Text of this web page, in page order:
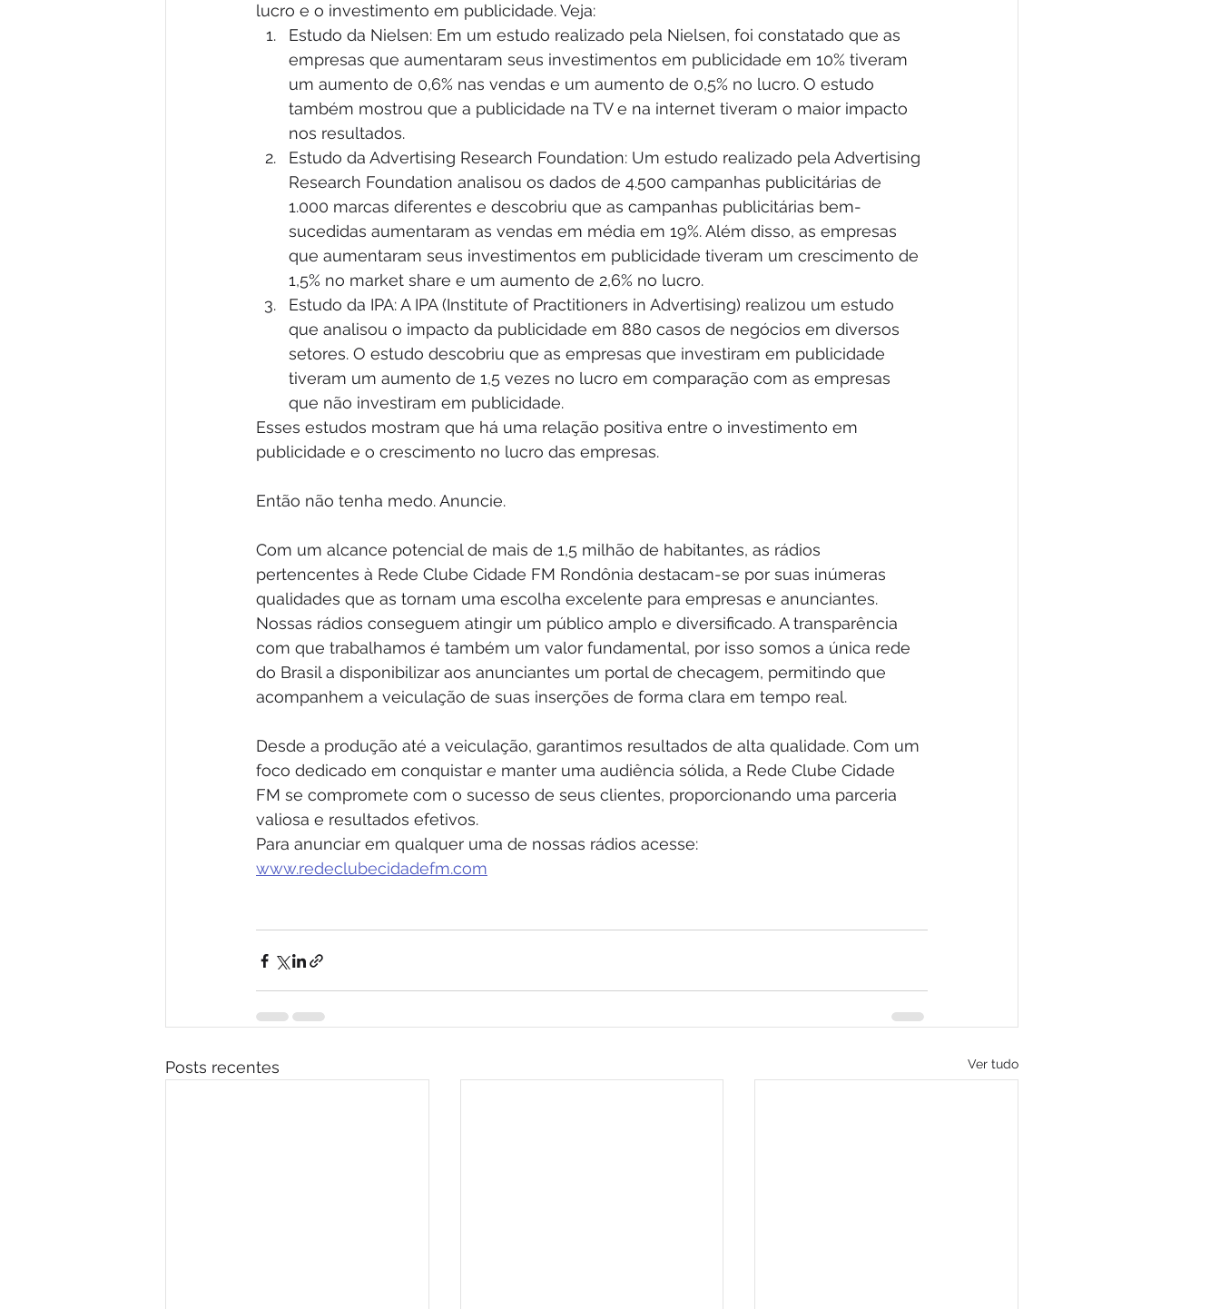
lucro e o investimento em publicidade. Veja:
Estudo da Nielsen: Em um estudo realizado pela Nielsen, foi constatado que as
empresas que aumentaram seus investimentos em publicidade em 10% tiveram
um aumento de 0,6% nas vendas e um aumento de 0,5% no lucro. O estudo
também mostrou que a publicidade na TV e na internet tiveram o maior impacto
nos resultados.
Estudo da Advertising Research Foundation: Um estudo realizado pela Advertising
Research Foundation analisou os dados de 4.500 campanhas publicitárias de
1.000 marcas diferentes e descobriu que as campanhas publicitárias bem-
sucedidas aumentaram as vendas em média em 19%. Além disso, as empresas
que aumentaram seus investimentos em publicidade tiveram um crescimento de
1,5% no market share e um aumento de 2,6% no lucro.
Estudo da IPA: A IPA (Institute of Practitioners in Advertising) realizou um estudo
que analisou o impacto da publicidade em 880 casos de negócios em diversos
setores. O estudo descobriu que as empresas que investiram em publicidade
tiveram um aumento de 1,5 vezes no lucro em comparação com as empresas
que não investiram em publicidade.
Esses estudos mostram que há uma relação positiva entre o investimento em
publicidade e o crescimento no lucro das empresas.
Então não tenha medo. Anuncie.
Com um alcance potencial de mais de 1,5 milhão de habitantes, as rádios
pertencentes à Rede Clube Cidade FM Rondônia destacam-se por suas inúmeras
qualidades que as tornam uma escolha excelente para empresas e anunciantes.
Nossas rádios conseguem atingir um público amplo e diversificado. A transparência
com que trabalhamos é também um valor fundamental, por isso somos a única rede
do Brasil a disponibilizar aos anunciantes um portal de checagem, permitindo que
acompanhem a veiculação de suas inserções de forma clara em tempo real.
Desde a produção até a veiculação, garantimos resultados de alta qualidade. Com um
foco dedicado em conquistar e manter uma audiência sólida, a Rede Clube Cidade
FM se compromete com o sucesso de seus clientes, proporcionando uma parceria
valiosa e resultados efetivos.
Para anunciar em qualquer uma de nossas rádios acesse:
www.redeclubecidadefm.com
Posts recentes Ver tudo